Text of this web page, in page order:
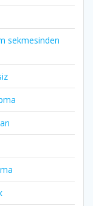
sekmesinden